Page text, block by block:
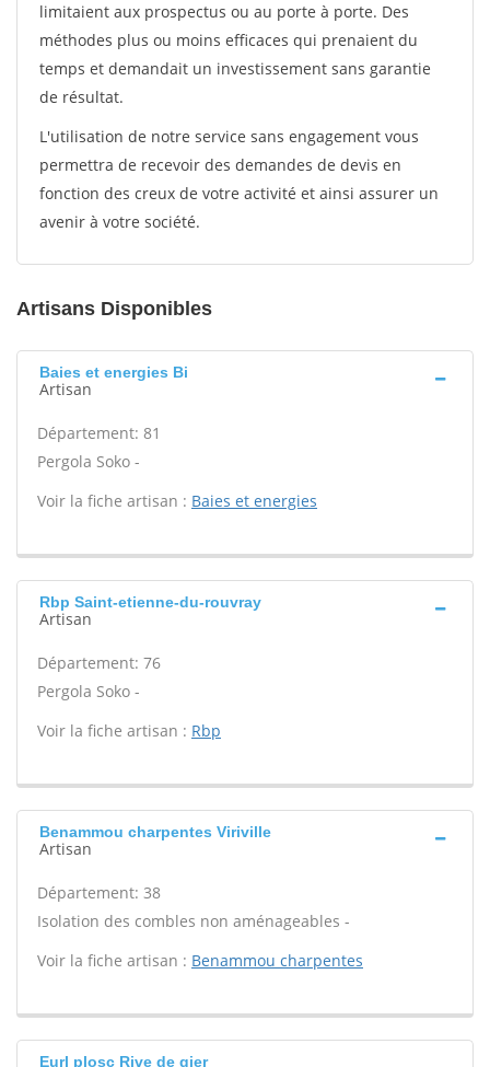
limitaient aux prospectus ou au porte à porte. Des
méthodes plus ou moins efficaces qui prenaient du
temps et demandait un investissement sans garantie
de résultat.
L'utilisation de notre service sans engagement vous
permettra de recevoir des demandes de devis en
fonction des creux de votre activité et ainsi assurer un
avenir à votre société.
Artisans Disponibles
Baies et energies Bi
Artisan
Département: 81
Pergola Soko -
Voir la fiche artisan : Baies et energies
Rbp Saint-etienne-du-rouvray
Artisan
Département: 76
Pergola Soko -
Voir la fiche artisan : Rbp
Benammou charpentes Viriville
Artisan
Département: 38
Isolation des combles non aménageables -
Voir la fiche artisan : Benammou charpentes
Eurl plosc Rive de gier